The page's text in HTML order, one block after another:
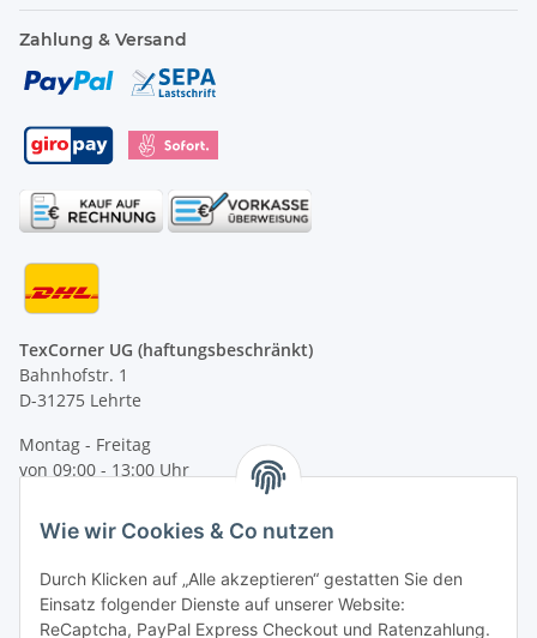
Zahlung & Versand
TexCorner UG (haftungsbeschränkt)
Bahnhofstr. 1
D-31275 Lehrte
Montag - Freitag
von 09:00 - 13:00 Uhr
Tel: +49 (0) 5132 8230689
E-Mail:mail@texcorner.de
Wie wir Cookies & Co nutzen
Durch Klicken auf „Alle akzeptieren“ gestatten Sie den
Einsatz folgender Dienste auf unserer Website:
ReCaptcha, PayPal Express Checkout und Ratenzahlung.